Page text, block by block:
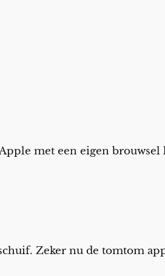
met een eigen brouwsel
Zeker nu de tomtom